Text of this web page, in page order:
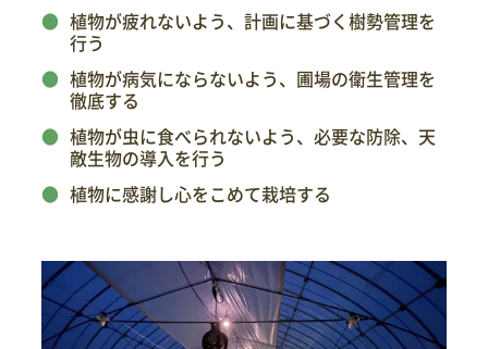
植物が疲れないよう、計画に基づく樹勢管理を
行う
植物が病気にならないよう、圃場の衛生管理を
徹底する
植物が虫に食べられないよう、必要な防除、天
敵生物の導入を行う
植物に感謝し心をこめて栽培する